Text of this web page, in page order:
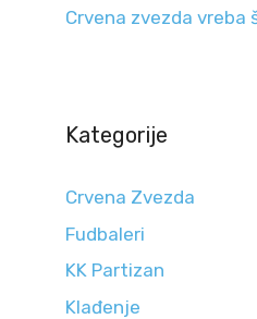
Crvena zvezda vreba
Kategorije
Crvena Zvezda
Fudbaleri
KK Partizan
Klađenje